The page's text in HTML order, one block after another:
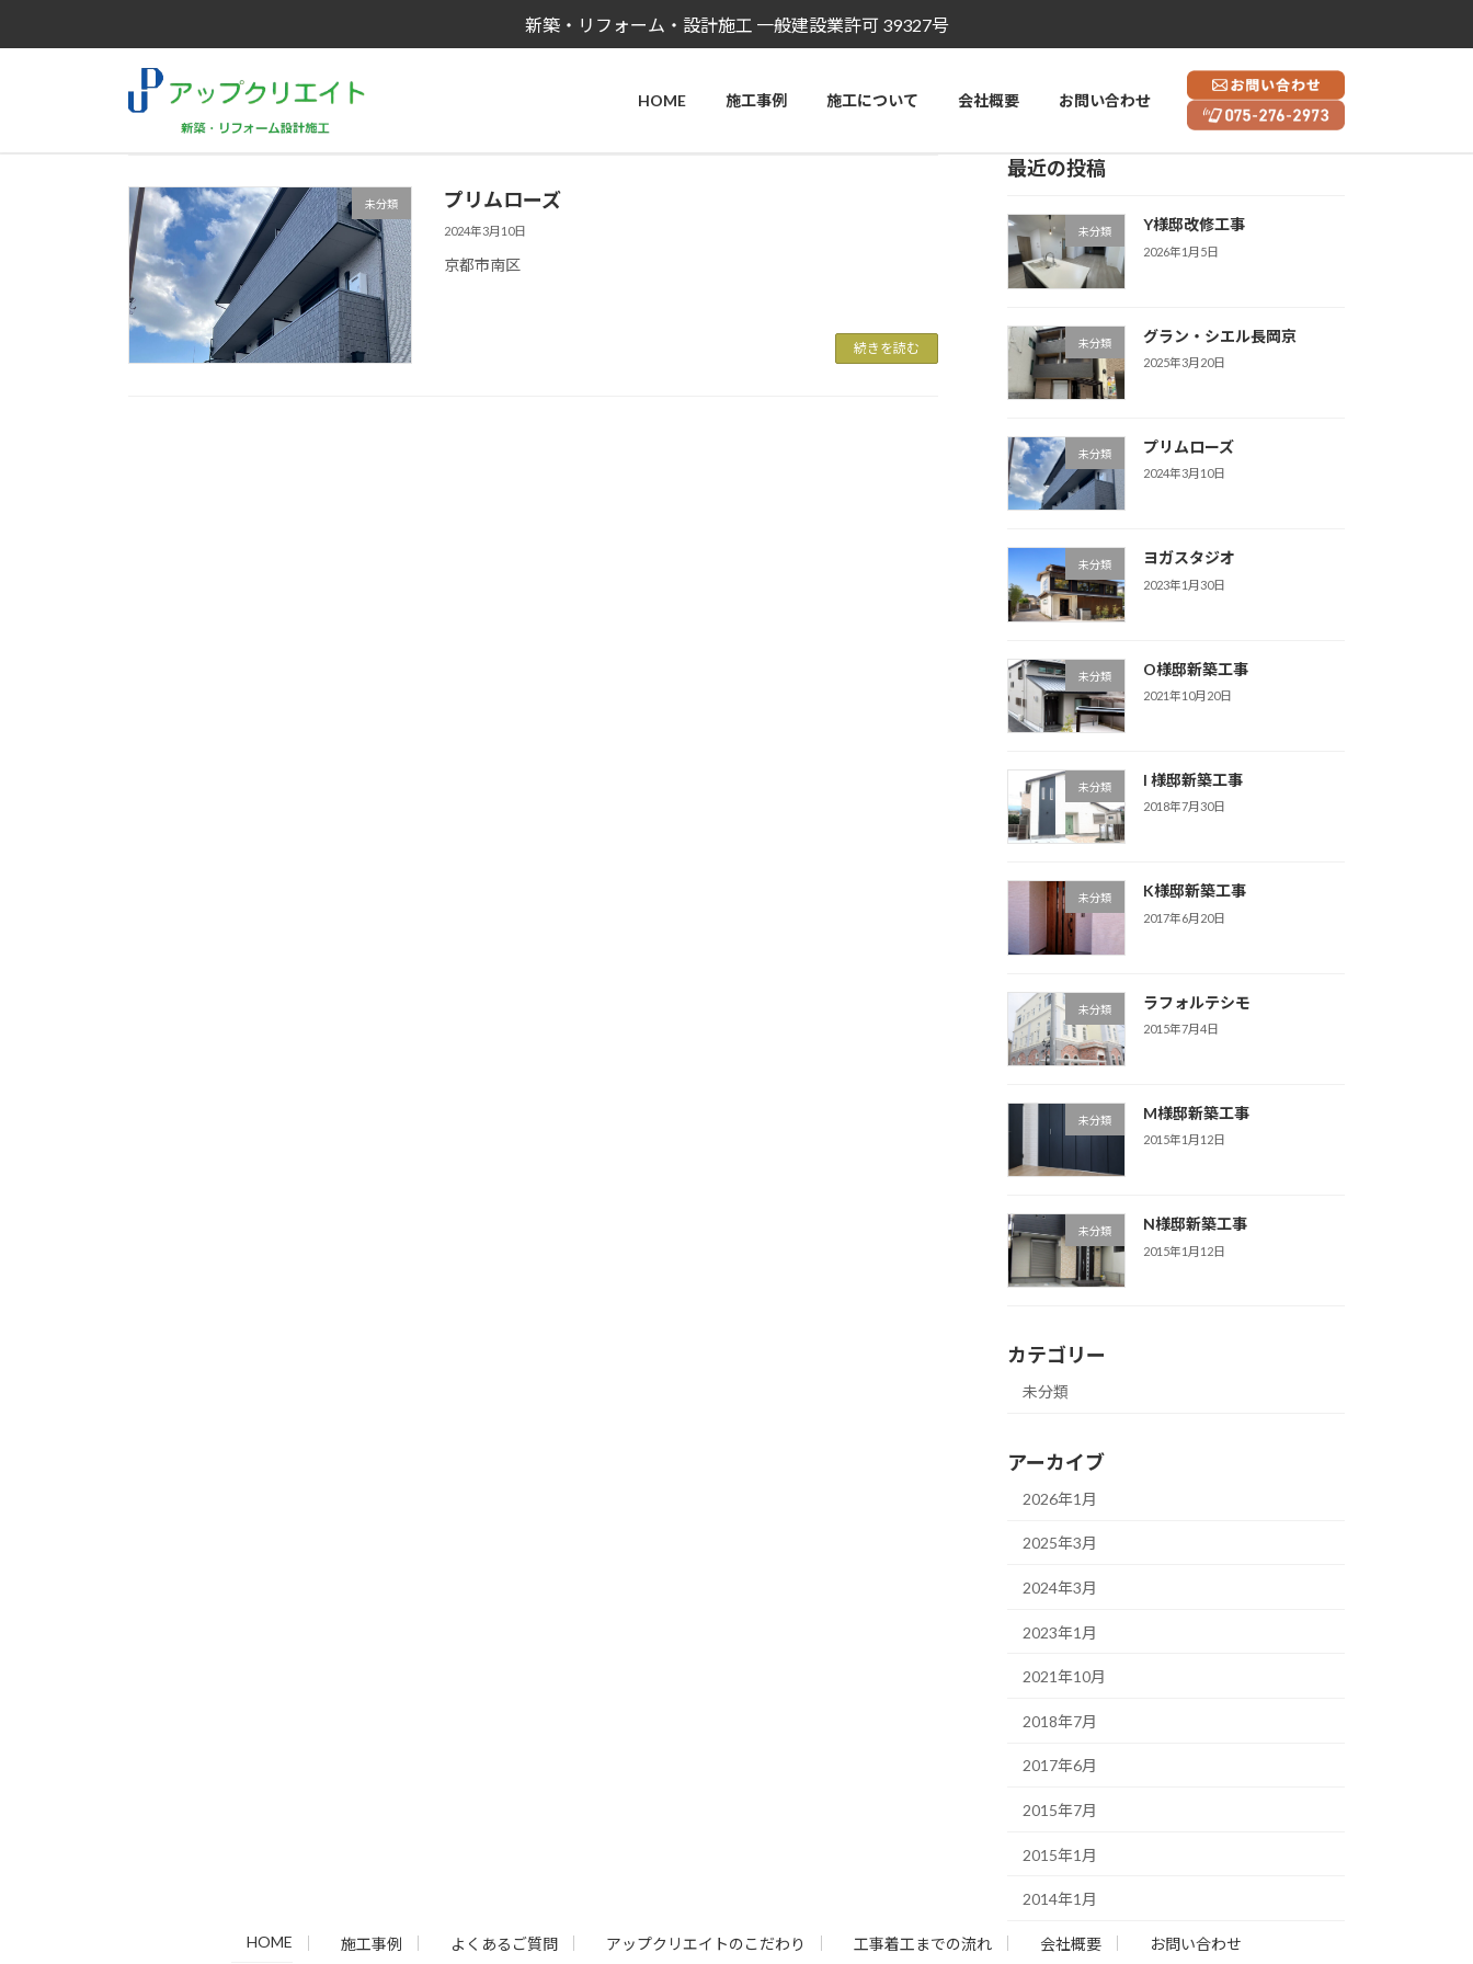
新築・リフォーム・設計施工 一般建設業許可 39327号
HOME 施工事例 施工について 会社概要 お問い合わせ
未分類 プリムローズ
2024年3月10日
京都市南区
続きを読む
最近の投稿
未分類 Y様邸改修工事
2026年1月5日
未分類 グラン・シエル長岡京
2025年3月20日
未分類 プリムローズ
2024年3月10日
未分類 ヨガスタジオ
2023年1月30日
未分類 O様邸新築工事
2021年10月20日
未分類 I 様邸新築工事
2018年7月30日
未分類 K様邸新築工事
2017年6月20日
未分類 ラフォルテシモ
2015年7月4日
未分類 M様邸新築工事
2015年1月12日
未分類 N様邸新築工事
2015年1月12日
カテゴリー
未分類
アーカイブ
2026年1月
2025年3月
2024年3月
2023年1月
2021年10月
2018年7月
2017年6月
2015年7月
2015年1月
2014年1月
HOME 施工事例 よくあるご質問 アップクリエイトのこだわり 工事着工までの流れ 会社概要 お問い合わせ